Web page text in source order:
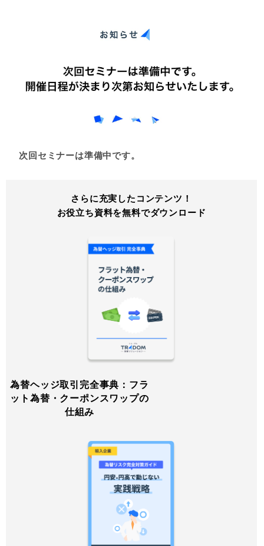
次回セミナーは準備中です。
さらに充実したコンテンツ！
お役立ち資料を無料でダウンロード
為替ヘッジ取引完全事典：フラ
ット為替・クーポンスワップの
仕組み